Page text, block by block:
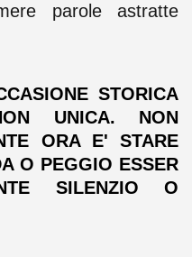
parole astratte
STORICA
UNICA. NON
ORA E' STARE
O PEGGIO ESSER
SILENZIO O